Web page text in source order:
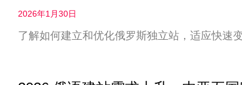
2026年1月30日
了解如何建立和优化俄罗斯独立站，适应快速